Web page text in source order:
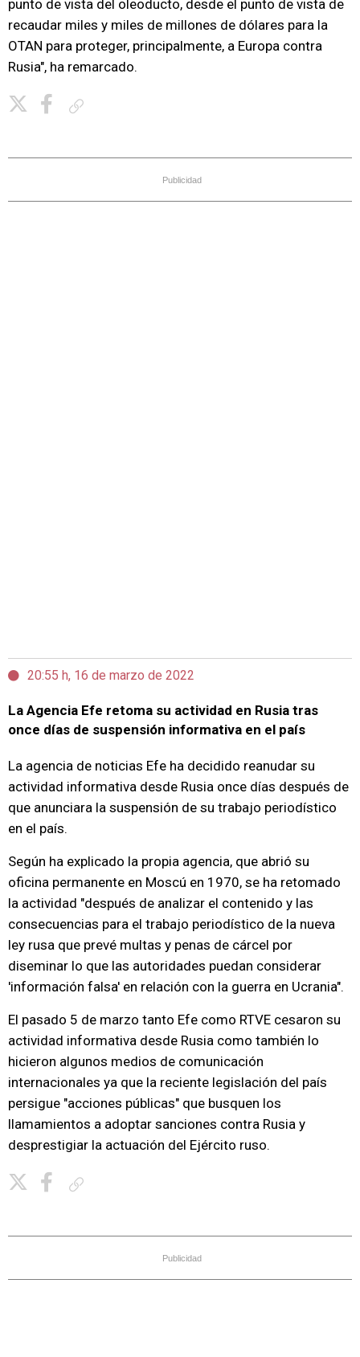
punto de vista del oleoducto, desde el punto de vista de
recaudar miles y miles de millones de dólares para la
OTAN para proteger, principalmente, a Europa contra
Rusia", ha remarcado.
Publicidad
20:55 h, 16 de marzo de 2022
La Agencia Efe retoma su actividad en Rusia tras
once días de suspensión informativa en el país
La agencia de noticias Efe ha decidido reanudar su
actividad informativa desde Rusia once días después de
que anunciara la suspensión de su trabajo periodístico
en el país.
Según ha explicado la propia agencia, que abrió su
oficina permanente en Moscú en 1970, se ha retomado
la actividad "después de analizar el contenido y las
consecuencias para el trabajo periodístico de la nueva
ley rusa que prevé multas y penas de cárcel por
diseminar lo que las autoridades puedan considerar
'información falsa' en relación con la guerra en Ucrania".
El pasado 5 de marzo tanto Efe como RTVE cesaron su
actividad informativa desde Rusia como también lo
hicieron algunos medios de comunicación
internacionales ya que la reciente legislación del país
persigue "acciones públicas" que busquen los
llamamientos a adoptar sanciones contra Rusia y
desprestigiar la actuación del Ejército ruso.
Publicidad